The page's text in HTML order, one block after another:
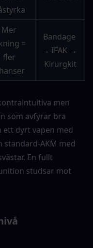
Mer
=
fler
Bandage
→ IFAK →
Kirurgkit
men
som avfyrar bra
dyrt vapen med
standard-AKM med
En fullt
studsar mot